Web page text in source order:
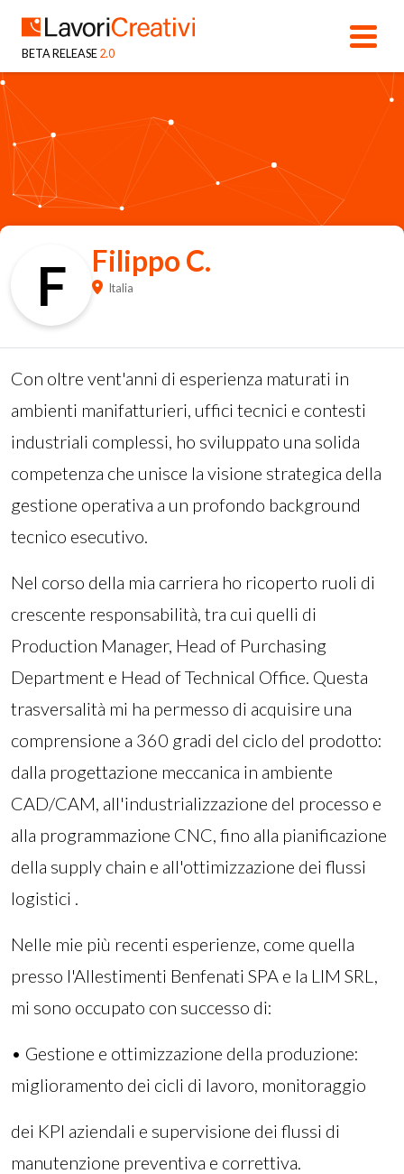
BETA RELEASE 2.0
F Filippo C.
Italia
Con oltre vent'anni di esperienza maturati in
ambienti manifatturieri, uffici tecnici e contesti
industriali complessi, ho sviluppato una solida
competenza che unisce la visione strategica della
gestione operativa a un profondo background
tecnico esecutivo.
Nel corso della mia carriera ho ricoperto ruoli di
crescente responsabilità, tra cui quelli di
Production Manager, Head of Purchasing
Department e Head of Technical Office. Questa
trasversalità mi ha permesso di acquisire una
comprensione a 360 gradi del ciclo del prodotto:
dalla progettazione meccanica in ambiente
CAD/CAM, all'industrializzazione del processo e
alla programmazione CNC, fino alla pianificazione
della supply chain e all'ottimizzazione dei flussi
logistici .
Nelle mie più recenti esperienze, come quella
presso l'Allestimenti Benfenati SPA e la LIM SRL,
mi sono occupato con successo di:
• Gestione e ottimizzazione della produzione:
miglioramento dei cicli di lavoro, monitoraggio
dei KPI aziendali e supervisione dei flussi di
manutenzione preventiva e correttiva.